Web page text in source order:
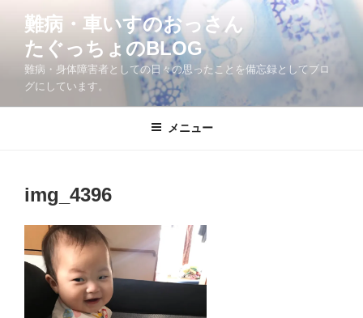
へ
難病・車いすのおっさん
たぐっちょのBLOG
難病・身体障害者としての日々の思ったことを備忘録としてブロ
グにしています。
メニュー
img_4396